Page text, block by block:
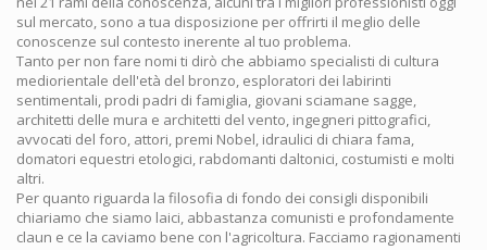
sul mercato, sono a tua disposizione per offrirti il meglio delle
conoscenze sul contesto inerente al tuo problema.
Tanto per non fare nomi ti dirò che abbiamo specialisti di cultura
mediorientale dell'età del bronzo, esploratori dei labirinti
sentimentali, prodi padri di famiglia, giovani sciamane sagge,
architetti delle mura e architetti del vento, ingegneri pittografici,
avvocati del foro, attori, premi Nobel, idraulici di chiara fama,
domatori equestri etologici, rabdomanti daltonici, costumisti e molti
altri.
Per quanto riguarda la filosofia di fondo dei consigli disponibili
chiariamo che siamo laici, abbastanza comunisti e profondamente
claun e ce la caviamo bene con l'agricoltura. Facciamo ragionamenti